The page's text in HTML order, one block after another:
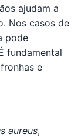
ajudam a
Nos casos de
pode
fundamental
e
aureus,